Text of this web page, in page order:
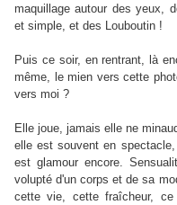
maquillage autour des yeux,
et simple, et des Louboutin !
Puis ce soir, en rentrant, là
même, le mien vers cette
vers moi ?
Elle joue, jamais elle ne
elle est souvent en
est glamour encore.
volupté d'un corps et de sa
cette vie, cette fraîcheur,